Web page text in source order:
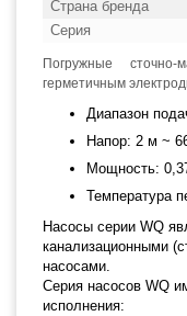
Страна бренда
Серия
Погружные
герметичным
Диапазон
Напор: 2 м ~
Мощность:
Температура
Насосы серии WQ
канализационными
насосами.
Серия насосов WQ
исполнения: